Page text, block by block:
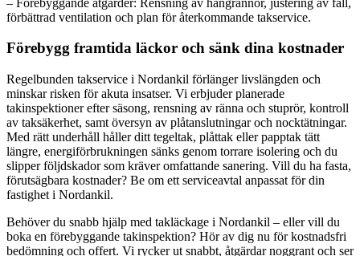
förbättrad ventilation och plan för återkommande takservice.
Förebygg framtida läckor och sänk dina kostnader
Regelbunden takservice i Nordankil förlänger livslängden och
minskar risken för akuta insatser. Vi erbjuder planerade
takinspektioner efter säsong, rensning av ränna och stuprör, kontroll
av taksäkerhet, samt översyn av plåtanslutningar och nocktätningar.
Med rätt underhåll håller ditt tegeltak, plåttak eller papptak tätt
längre, energiförbrukningen sänks genom torrare isolering och du
slipper följdskador som kräver omfattande sanering. Vill du ha fasta,
förutsägbara kostnader? Be om ett serviceavtal anpassat för din
fastighet i Nordankil.
Behöver du snabb hjälp med takläckage i Nordankil – eller vill du
boka en förebyggande takinspektion? Hör av dig nu för kostnadsfri
bedömning och offert. Vi rycker ut snabbt, åtgärdar noggrant och ser